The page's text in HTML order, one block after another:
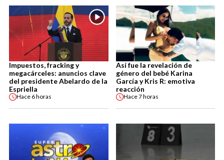
Impuestos, fracking y
megacárceles: anuncios clave
del presidente Abelardo de la
Espriella
Hace 6 horas
Así fue la revelación de
género del bebé Karina
García y Kris R: emotiva
reacción
Hace7 horas